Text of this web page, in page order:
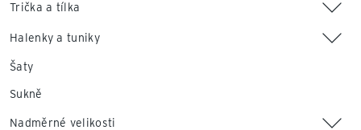
Trička a tílka
Halenky a tuniky
Šaty
Sukně
Nadměrné velikosti